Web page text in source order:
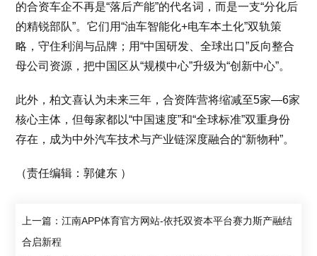
的合资车企不再是“落后产能”的代名词，而是一支“分化后
的精锐部队”。它们用“油车智能化+电车本土化”双轨策
略，守住利润与品牌；用“中国研发、全球出口”反向整合
母公司资源，把中国区从“规模中心”升级为“创新中心”。
此外，柏文喜认为未来三年，合资阵营将缩减至5家—6家
核心主体，但每家都以“中国速度”和“全球标准”双重身份
存在，成为中外汽车技术与产业链深度融合的“新物种”。
（责任编辑：郭健东 ）
上一篇：江南APP体育官方网站-依托双资本平台赛力斯产融结
合启新程